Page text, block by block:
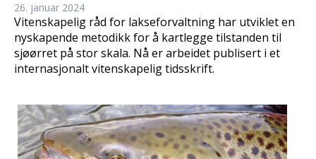
26. januar 2024
Vitenskapelig råd for lakseforvaltning har utviklet en
nyskapende metodikk for å kartlegge tilstanden til
sjøørret på stor skala. Nå er arbeidet publisert i et
internasjonalt vitenskapelig tidsskrift.